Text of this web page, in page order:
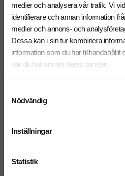
medier och analysera vår trafik. Vi
identifierare och annan information
medier och annons- och
Dessa kan i sin tur kombinera
information som du har tillhandahållit
när du har använt deras tjänster.
Nödvändig
Inställningar
Statistik